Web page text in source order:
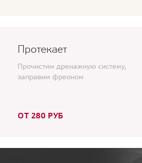
Протекает
Прочистим дренажную систему,
заправим фреоном
ОТ 280 РУБ